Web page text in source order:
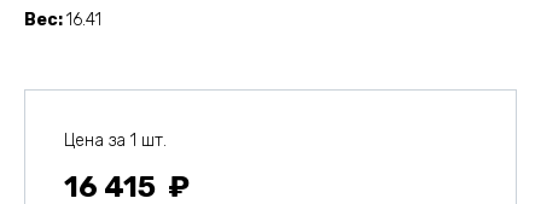
Вес 16.41
Цена за 1 шт.
16 415